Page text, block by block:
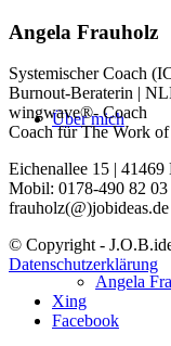
Über mich
Angela
Angela Frauholz
Systemischer Coach
Burnout-Beraterin |
wingwave®- Coach
Coach für The Work
Eichenallee 15 | 41469
Mobil: 0178-490 82 03
frauholz(@)jobideas.de
© Copyright -
Datenschutzerklärung
Xing
Facebook